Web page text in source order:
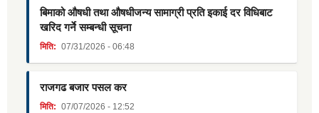
बिमाको औषधी तथा औषधीजन्य सामाग्री प्रति इकाई दर विधिबाट
खरिद गर्ने सम्बन्धी सूचना
मिति: 07/31/2026 - 06:48
राजगढ बजार पसल कर
मिति: 07/07/2026 - 12:52